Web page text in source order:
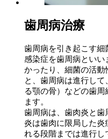
歯周病治療
歯周病を引き起こす
感染症を歯周病とい
かったり、細菌の活動
と、歯周病は進行し
る顎の骨）などの歯周
ます。
歯周病は、歯肉炎と歯
炎は歯肉に限局した炎
れる段階までは進行し